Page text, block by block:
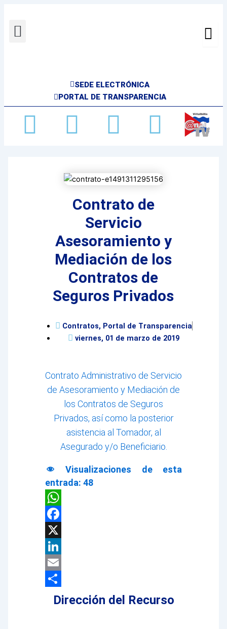
Menu
SEDE ELECTRÓNICA
PORTAL DE TRANSPARENCIA
Facebook
X-
Youtube
Contrato de
Servicio
Asesoramiento y
Mediación de los
Contratos de
Seguros Privados
Contratos, Portal de Transparencia
viernes, 01 de marzo de 2019
Contrato Administrativo de Servicio
de Asesoramiento y Mediación de
los Contratos de Seguros
Privados, así como la posterior
asistencia al Tomador, al
Asegurado y/o Beneficiario.
Visualizaciones de esta
entrada: 48
WhatsApp
Facebook
X
LinkedIn
Email
Compartir
Dirección del Recurso